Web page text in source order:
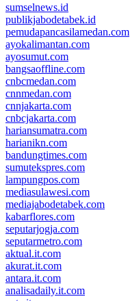
sumselnews.id
publikjabodetabek.id
pemudapancasilamedan.com
ayokalimantan.com
ayosumut.com
bangsaoffline.com
cnbcmedan.com
cnnmedan.com
cnnjakarta.com
cnbcjakarta.com
hariansumatra.com
harianikn.com
bandungtimes.com
sumutekspres.com
lampungpos.com
mediasulawesi.com
mediajabodetabek.com
kabarflores.com
seputarjogja.com
seputarmetro.com
aktual.it.com
akurat.it.com
antara.it.com
analisadaily.it.com